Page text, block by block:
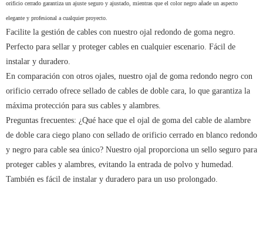
orificio cerrado garantiza un ajuste seguro y ajustado, mientras que el color negro añade un aspecto
elegante y profesional a cualquier proyecto.
Facilite la gestión de cables con nuestro ojal redondo de goma negro.
Perfecto para sellar y proteger cables en cualquier escenario. Fácil de
instalar y duradero.
En comparación con otros ojales, nuestro ojal de goma redondo negro con
orificio cerrado ofrece sellado de cables de doble cara, lo que garantiza la
máxima protección para sus cables y alambres.
Preguntas frecuentes: ¿Qué hace que el ojal de goma del cable de alambre
de doble cara ciego plano con sellado de orificio cerrado en blanco redondo
y negro para cable sea único? Nuestro ojal proporciona un sello seguro para
proteger cables y alambres, evitando la entrada de polvo y humedad.
También es fácil de instalar y duradero para un uso prolongado.